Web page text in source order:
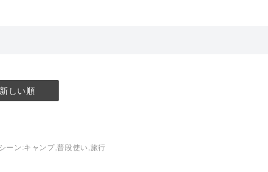
しい順
ーン :キャンプ,普段使い,旅行